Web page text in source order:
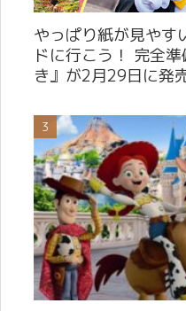
やっぱり紙が見やす
ドに行こう！ 完全
き』が2月29日に発